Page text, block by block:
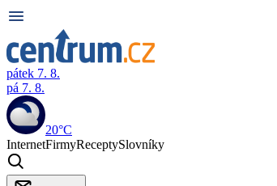
pátek 7. 8.
pá 7. 8.
20°C
InternetFirmyReceptySlovníky